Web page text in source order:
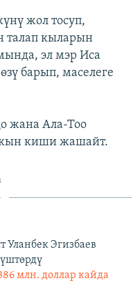
жол тосуп,
талап кыларын
эл мэр Иса
барып, маселеге
жана Ала-Тоо
киши жашайт.
Уланбек Эгизбаев
млн. доллар кайда